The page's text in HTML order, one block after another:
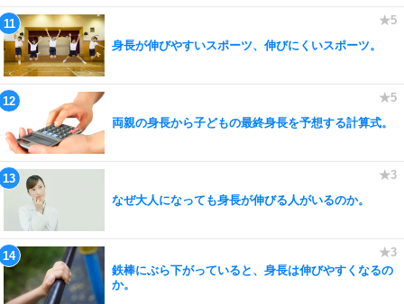
身長が伸びやすいスポーツ、伸びにくいスポーツ。
両親の身長から子どもの最終身長を予想する計算式。
なぜ大人になっても身長が伸びる人がいるのか。
鉄棒にぶら下がっていると、身長は伸びやすくなるの
か。